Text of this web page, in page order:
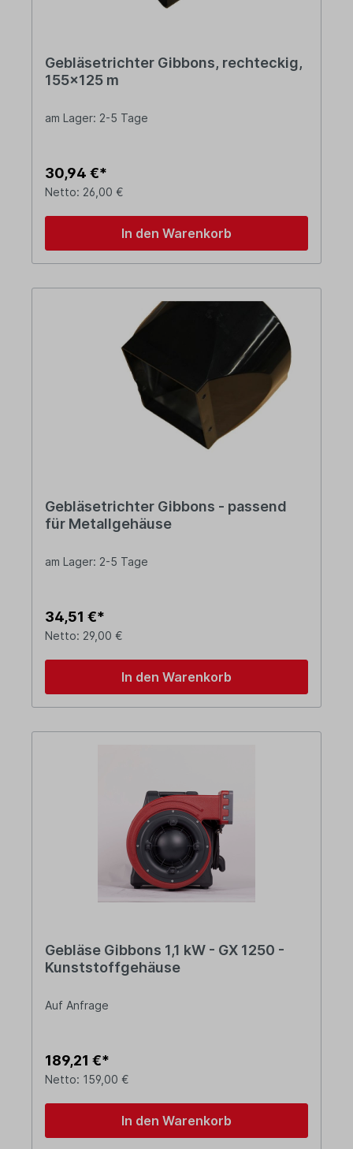
Gebläsetrichter Gibbons, rechteckig,
155x125 m
am Lager: 2-5 Tage
30,94 €*
Netto: 26,00 €
In den Warenkorb
Gebläsetrichter Gibbons - passend
für Metallgehäuse
am Lager: 2-5 Tage
34,51 €*
Netto: 29,00 €
In den Warenkorb
Gebläse Gibbons 1,1 kW - GX 1250 -
Kunststoffgehäuse
Auf Anfrage
189,21 €*
Netto: 159,00 €
In den Warenkorb